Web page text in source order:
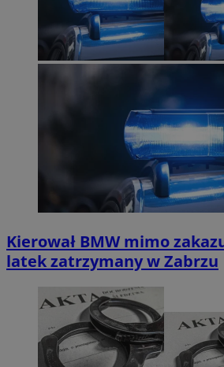
Kierował BMW mimo
latek zatrzymany w Zabrzu